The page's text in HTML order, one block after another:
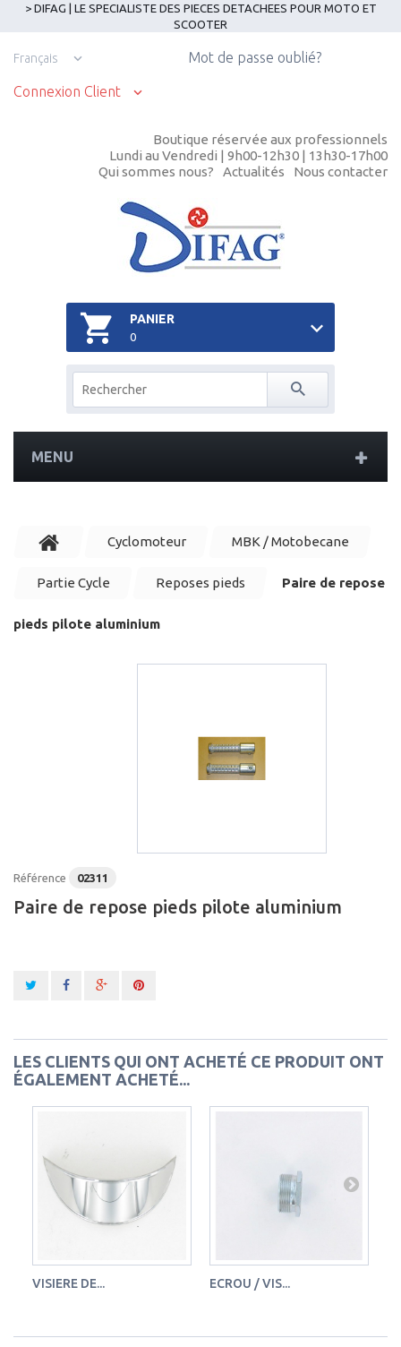
> DIFAG | LE SPECIALISTE DES PIECES DETACHEES POUR MOTO ET
SCOOTER
Français
Connexion Client
Mot de passe oublié?
Boutique réservée aux professionnels
Lundi au Vendredi | 9h00-12h30 | 13h30-17h00
Qui sommes nous?
Actualités Nous contacter
PANIER
0
MENU
Cyclomoteur MBK / Motobecane
Partie Cycle Reposes pieds Paire de repose
pieds pilote aluminium
Référence 02311
Paire de repose pieds pilote aluminium
LES CLIENTS QUI ONT ACHETÉ CE PRODUIT ONT
ÉGALEMENT ACHETÉ...
VISIERE DE... ECROU / VIS...